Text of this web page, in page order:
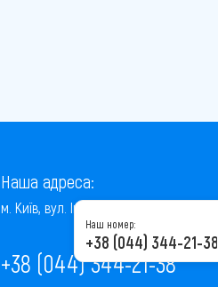
Наша адреса:
м. Київ, вул. Інститутська, 22/7, оф. 41
+38 (044) 344-21-38
Наш номер:
+38 (044) 344-21-38